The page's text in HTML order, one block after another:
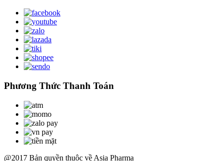
Phương Thức Thanh Toán
@2017 Bản quyền thuộc về Asia Pharma